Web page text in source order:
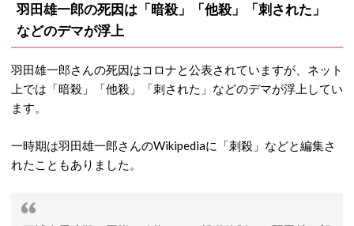
羽田雄一郎の死因は「暗殺」「他殺」「刺された」
などのデマが浮上
羽田雄一郎さんの死因はコロナと公表されていますが、ネット
上では「暗殺」「他殺」「刺された」などのデマが浮上してい
ます。
一時期は羽田雄一郎さんのWikipediaに「刺殺」などと編集さ
れたこともありました。